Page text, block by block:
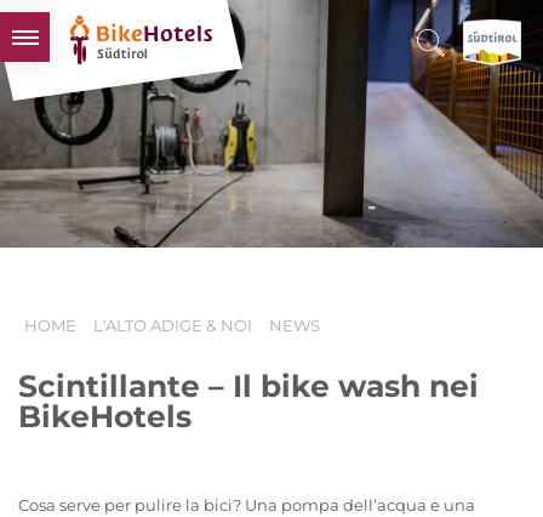
BIKEHOTELS
HOTELS & PACCHETTI
TOUR & TERRITORI
L'ALTO ADIGE & NOI
HOME L'ALTO ADIGE & NOI NEWS
Scintillante – Il bike wash nei
BikeHotels
Cosa serve per pulire la bici? Una pompa dell’acqua e una